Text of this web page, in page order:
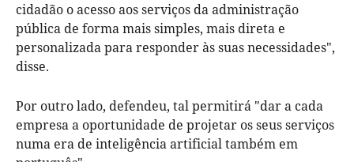
cidadão o acesso aos serviços da administração
pública de forma mais simples, mais direta e
personalizada para responder às suas necessidades",
disse.
Por outro lado, defendeu, tal permitirá "dar a cada
empresa a oportunidade de projetar os seus serviços
numa era de inteligência artificial também em